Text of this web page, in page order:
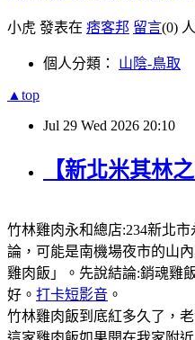
小虎 發表在 痞客邦 留言(0)
個人分類： 山陰-鳥取
▲top
Jul 29 Wed 2026 20:10
【新北米其林
竹林雞肉永和總店:234新北市
論，可能是南機場夜市的山
雞肉飯」。先說結論:銷魂雞
好。 打卡短影音 。
竹林雞肉飯到底紅多久了，